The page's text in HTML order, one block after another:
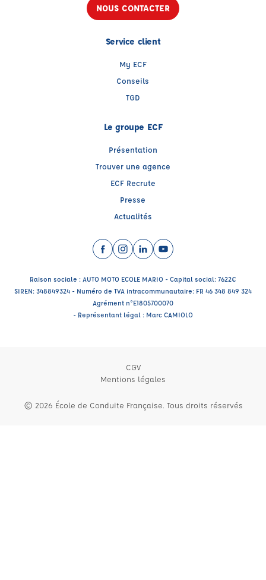
NOUS CONTACTER
Service client
My ECF
Conseils
TGD
Le groupe ECF
Présentation
Trouver une agence
ECF Recrute
Presse
Actualités
Facebook (nouvelle fenêtre)
Instagram (nouvelle fenêtre)
LinkedIn (nouvelle fenêtre)
YouTube (nouvelle
Raison sociale : AUTO MOTO ECOLE MARIO - Capital social: 7622€
SIREN: 348849324 - Numéro de TVA intracommunautaire: FR 46 348 849 324
Agrément n°E1805700070
- Représentant légal : Marc CAMIOLO
CGV
Mentions légales
© 2026 École de Conduite Française. Tous droits réservés